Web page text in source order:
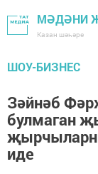
МӘДӘНИ
Казан шәһәре
ШОУ-БИЗНЕС
Зәйнәб
булмаган
иде